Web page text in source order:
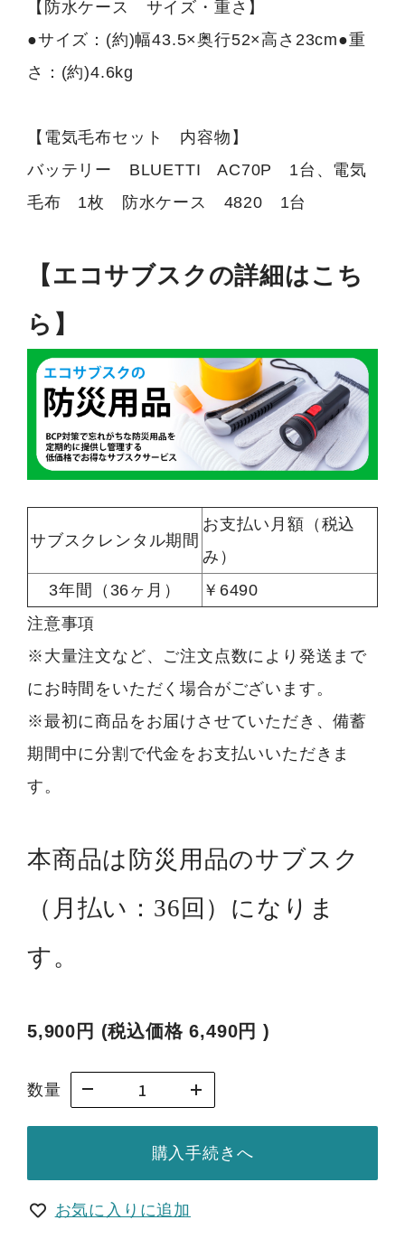
【防水ケース サイズ・重さ】
●サイズ：(約)幅43.5×奥行52×高さ23cm●重
さ：(約)4.6kg
【電気毛布セット 内容物】
バッテリー BLUETTI AC70P 1台、電気
毛布 1枚 防水ケース 4820 1台
【エコサブスクの詳細はこち
ら】
サブスクレンタル期間
お支払い月額（税込
み）
3年間（36ヶ月）
￥6490
注意事項
※大量注文など、ご注文点数により発送まで
にお時間をいただく場合がございます。
※最初に商品をお届けさせていただき、備蓄
期間中に分割で代金をお支払いいただきま
す。
本商品は防災用品のサブスク
（月払い：36回）になりま
す。
5,900円 (税込価格6,490円 )
数量
購入手続きへ
お気に入りに追加